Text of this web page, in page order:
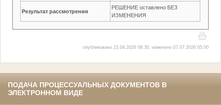
Результат рассмотрения
РЕШЕНИЕ оставлено БЕЗ
ИЗМЕНЕНИЯ
опубликовано 23.04.2026 08:30, изменено 07.07.2026 05:00
ПОДАЧА ПРОЦЕССУАЛЬНЫХ ДОКУМЕНТОВ В
ЭЛЕКТРОННОМ ВИДЕ